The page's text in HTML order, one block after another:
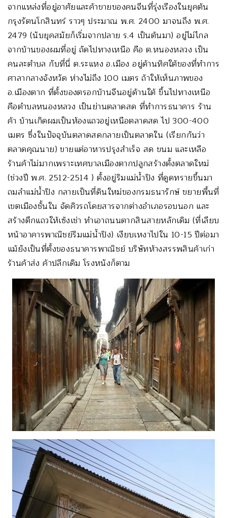
จากแหล่งที่อยู่อาศัยและค้าขายของคนจีนที่รุ่งเรืองในยุคต้น
กรุงรัตนโกสินทร์ ราวๆ ประมาณ พ.ศ. 2400 มาจนถึง พ.ศ.
2479 (นับยุคสมัยก็เริ่มจากปลาย ร.4 เป็นต้นมา) อยู่ไม่ไกล
จากบ้านของผมที่อยู่ ถัดไปทางเหนือ คือ ต.หนองหลวง เป็น
คนละตำบล กับที่นี่ ต.ระแหง อ.เมือง อยู่ด้านทิศใต้ของที่ทำการ
ศาลากลางจังหวัด ห่างไม่ถึง 100 เมตร ถ้าให้เห็นภาพของ
อ.เมืองตาก ที่ตั้งของตรอกบ้านจีนอยู่ด้านใต้ ขึ้นไปทางเหนือ
คือตำบลหนองหลวง เป็นย่านตลาดสด ที่ทำการธนาคาร ร้าน
ค้า บ้านเกิดผมเป็นห้องแถวอยู่เหนือตลาดสด ไป 300-400
เมตร ซึ่งในปัจจุบันตลาดสดกลายเป็นตลาดใน (เรียกกันว่า
ตลาดคุณนาย) ขายแต่อาหารปรุงสำเร็จ สด ขนม และเหลือ
ร้านค้าไม่มากเพราะเทศบาลเมืองตากปลูกสร้างตั้งตลาดใหม่
(ช่วงปี พ.ศ. 2512-2514 ) ตั้งอยู่ริมแม่น้ำปิง ที่ดูดทรายขึ้นมา
ถมลำแม่น้ำปิง กลายเป็นที่ดินใหม่ของกรมธนารักษ์ ขยายพื้นที่
เขตเมืองชั้นใน จัดคิวรถโดยสารจากต่างอำเภอรอบนอก และ
สร้างตึกแถวให้เซ้งเช่า ทำเอาถนนตากสินสายหลักเดิม (ที่เลียบ
หน้าอาคารพาณิชย์ริมแม่น้ำปิง) เงียบเหงาไปใน 10-15 ปีต่อมา
แม้ยังเป็นที่ตั้งของธนาคารพาณิชย์ บริษัทห้างสรรพสินค้าเก่า
ร้านค้าส่ง ค้าปลีกเดิม โรงหนังก็ตาม